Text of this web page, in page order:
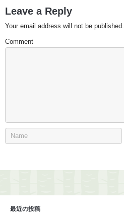
Leave a Reply
Your email address will not be published.
Comment
最近の投稿